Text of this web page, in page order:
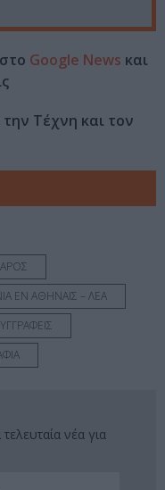
Google News και
την Τέχνη και τον
ΕΝ ΑΘΗΝΑΙΣ – ΛΕΑ
νέα για